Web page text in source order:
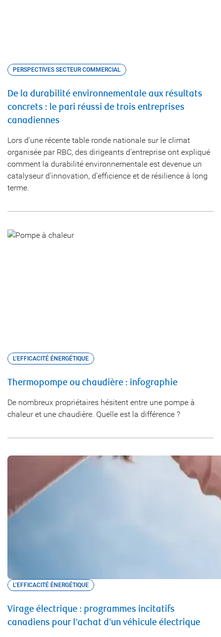
PERSPECTIVES SECTEUR COMMERCIAL
De la durabilité environnementale aux résultats
concrets : le pari réussi de trois entreprises
canadiennes
Lors d’une récente table ronde nationale sur le climat
organisée par RBC, des dirigeants d’entreprise ont expliqué
comment la durabilité environnementale est devenue un
catalyseur d’innovation, d’efficience et de résilience à long
terme.
L’EFFICACITÉ ÉNERGÉTIQUE
Thermopompe ou chaudière : infographie
De nombreux propriétaires hésitent entre une pompe à
chaleur et une chaudière. Quelle est la différence ?
L’EFFICACITÉ ÉNERGÉTIQUE
Virage électrique : programmes incitatifs
canadiens pour l’achat d’un véhicule électrique